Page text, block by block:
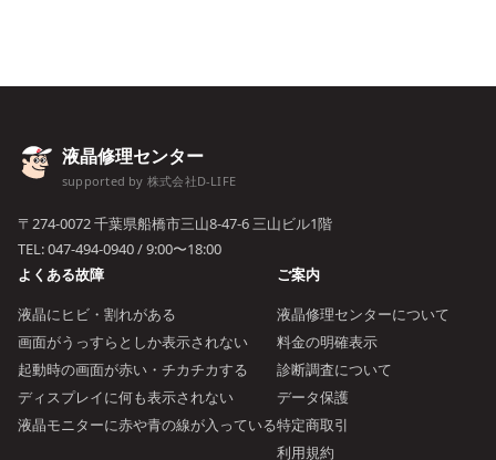
液晶修理センター
supported by 株式会社D-LIFE
〒274-0072 千葉県船橋市三山8-47-6 三山ビル1階
TEL:047-494-0940/ 9:00〜18:00
よくある故障
液晶にヒビ・割れがある
画面がうっすらとしか表示されない
起動時の画面が赤い・チカチカする
ディスプレイに何も表示されない
液晶モニターに赤や青の線が入っている
ご案内
液晶修理センターについて
料金の明確表示
診断調査について
データ保護
特定商取引
利用規約